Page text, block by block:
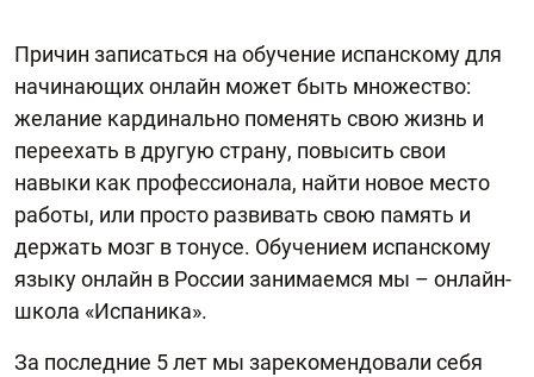
Причин записаться на обучение испанскому для
начинающих онлайн может быть множество:
желание кардинально поменять свою жизнь и
переехать в другую страну, повысить свои
навыки как профессионала, найти новое место
работы, или просто развивать свою память и
держать мозг в тонусе. Обучением испанскому
языку онлайн в России занимаемся мы – онлайн-
школа «Испаника».
За последние 5 лет мы зарекомендовали себя